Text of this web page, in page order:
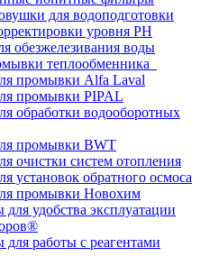
для водоподготовки
уровня PH
обезжелезивания воды
теплообменника
промывки Alfa Laval
промывки PIPAL
обработки водооборотных
промывки BWT
очистки систем отопления
установок обратного осмоса
промывки Новохим
для удобства эксплуатации
для работы с реагентами